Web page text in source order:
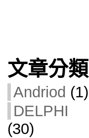
文章分類
Andriod (1)
DELPHI
(30)